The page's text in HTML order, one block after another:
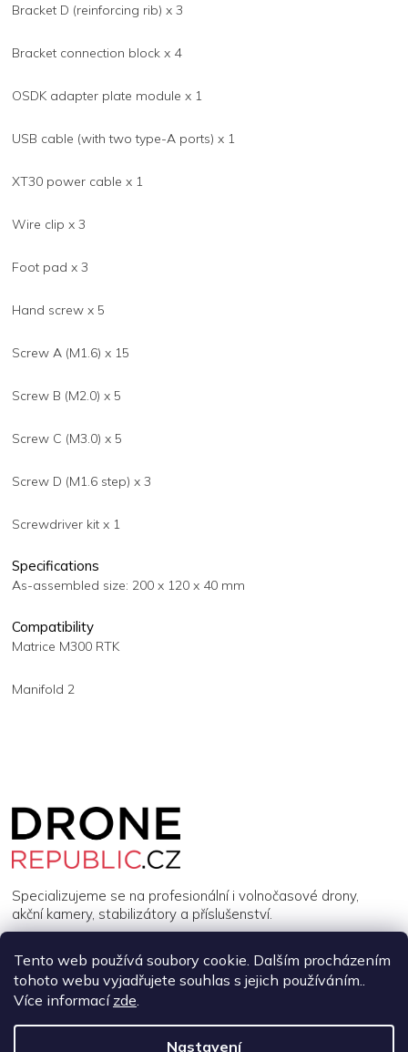
Tento web používá soubory cookie. Dalším procházením
tohoto webu vyjadřujete souhlas s jejich používáním..
Více informací zde.
Nastavení
Bracket D (reinforcing rib) x 3
Bracket connection block x 4
OSDK adapter plate module x 1
USB cable (with two type-A ports) x 1
XT30 power cable x 1
Wire clip x 3
Foot pad x 3
Hand screw x 5
Screw A (M1.6) x 15
Screw B (M2.0) x 5
Screw C (M3.0) x 5
Screw D (M1.6 step) x 3
Screwdriver kit x 1
Specifications
As-assembled size: 200 x 120 x 40 mm
Compatibility
Matrice M300 RTK
Manifold 2
Specializujeme se na profesionální i volnočasové drony,
akční kamery, stabilizátory a příslušenství.
INFORMACE